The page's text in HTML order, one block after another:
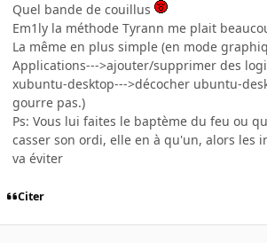
Quel bande de couillus
Em1ly la méthode Tyrann me plait
La même en plus simple (en mode
Applications--->ajouter/supprimer des
xubuntu-desktop--->décocher ubuntu-
gourre pas.)
Ps: Vous lui faites le baptème du feu ou
casser son ordi, elle en à qu'un, alors les
va éviter
Citer